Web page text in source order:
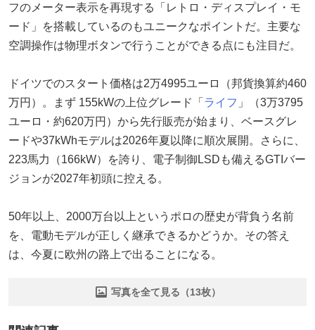
フのメーター表示を再現する「レトロ・ディスプレイ・モ
ード」を搭載しているのもユニークなポイントだ。主要な
空調操作は物理ボタンで行うことができる点にも注目だ。
ドイツでのスタート価格は2万4995ユーロ（邦貨換算約460
万円）。まず 155kWの上位グレード「 ライフ 」（3万3795
ユーロ・約620万円）から先行販売が始まり、ベースグレ
ードや37kWhモデルは2026年夏以降に順次展開。さらに、
223馬力（166kW）を誇り、電子制御LSDも備えるGTIバー
ジョンが2027年初頭に控える。
50年以上、2000万台以上というポロの歴史が背負う名前
を、電動モデルが正しく継承できるかどうか。その答え
は、今夏に欧州の路上で出ることになる。
写真を全て見る（13枚）